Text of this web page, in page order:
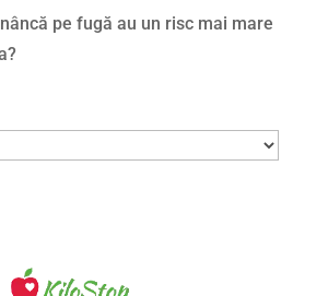
pe fugă au un risc mai mare